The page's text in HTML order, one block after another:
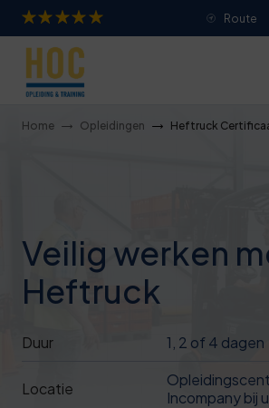
Route
Home Opleidingen Heftruck
Veilig werken
Heftruck
Duur 1, 2 of 4 dagen
Locatie
Incompany bij
Je overall waardering
Titel van je beoordeling
Je naam